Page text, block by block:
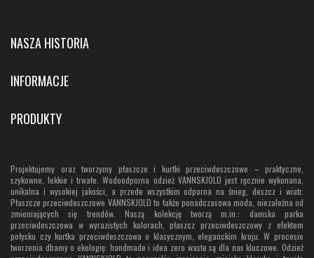
NASZA HISTORIA
INFORMACJE
PRODUKTY
Projektujemy oraz tworzymy płaszcze i kurtki przeciwdeszczowe – praktyczne,
szykowne, lekkie i trwałe. Wodoodporna odzież VANNSKJOLD jest ręcznie wykonana,
unikalna i wysokiej jakości, a przede wszystkim odporna na śnieg, deszcz i wiatr.
Płaszcze przeciwdeszczowe VANNSKJOLD to także ponadczasowa moda, niezależna od
zmieniających się trendów. Naszą kolekcję tworzą m.in.: damska parka
przeciwdeszczowa w wyrazistych kolorach, płaszcz przeciwdeszczowy z efektem
połysku czy kurtka przeciwdeszczowa o klasycznym, eleganckim kroju. W procesie
tworzenia dbamy o ekologię: handmade i idea zero waste są dla nas kluczowe. Odzież